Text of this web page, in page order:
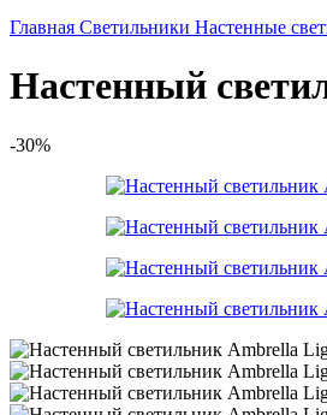
Главная Светильники Настенные
Настенный
-30%